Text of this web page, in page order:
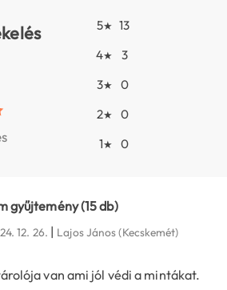
5★ 13
4★
3
3★
0
2★
0
1★ 0
gyűjtemény (15 db)
12. 26. | Lajos János(Kecskemét)
van ami jól védi a mintákat.